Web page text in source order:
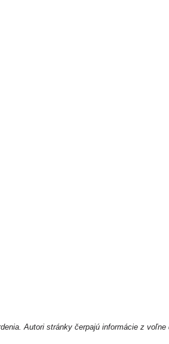
Autori stránky čerpajú informácie z